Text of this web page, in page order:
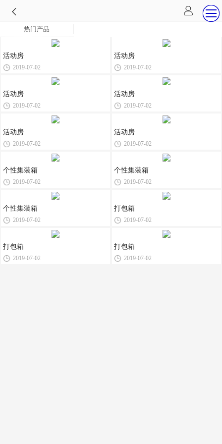
热门产品
活动房
2019-07-02
活动房
2019-07-02
活动房
2019-07-02
个性集装箱
2019-07-02
个性集装箱
2019-07-02
打包箱
2019-07-02
活动房
2019-07-02
活动房
2019-07-02
活动房
2019-07-02
个性集装箱
2019-07-02
打包箱
2019-07-02
打包箱
2019-07-02